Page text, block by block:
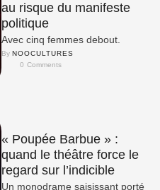
au risque du manifeste
politique
Avec cinq femmes debout.
By NOOCULTURES
0 Comments
« Poupée Barbue » :
quand le théâtre force le
regard sur l’indicible
Un monodrame saisissant porté